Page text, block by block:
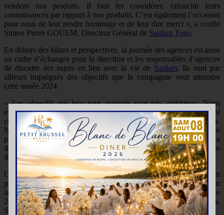
vendent nos produits. Il faut les considérer, rafraichir leurs
connaissances par rapport à nos produits. C’est également l’occasion
pour nous de leur rendre hommage et de leur dire merci », a confié
Simon Pierre GOUEM, Directeur Général de Sanlam Togo.
En dehors des bilans et perspectives, la journée des agences est aussi
un cadre d’échanges pour la direction et les responsables d’agences
de discuter des sujets en lien avec la vie de Sanlam. Ils sont par
ailleurs imprégnés des objectifs que la compagnie veut atteindre
cette année 2024.
« Les objectifs qui leur sont assignés sont très ambitieux. Nous
espérons vraiment qu’ils pourront être à la hauteur, c’est pourquoi
cette année, nous avons mis l’accent sur les aspects techniques.
Nous voulons qu’ils nous apportent aussi plus de multirisques
professionnels et d’autres risques que nous commercialisons », a
déclaré Ben Mawuli AGUDETSE, directeur Auto et risques
d’Entreprises àSalam Togo.
Comme de tradition, la société récompense ses acteurs qui ont
permis à l’entreprise d’engranger des bénéfices, mais aussi qui ont
atteint un niveau de sinistralité acceptable. Pour le compte de l’année
2023, six agences dont Excelsior, la Nouvelle, GTE et Fils,
SORECOS, EL Kana et l’agence LAKCORNE ont été primés.